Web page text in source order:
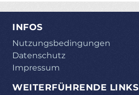
INFOS
Nutzungsbedingungen
Datenschutz
Impressum
WEITERFÜHRENDE LINKS